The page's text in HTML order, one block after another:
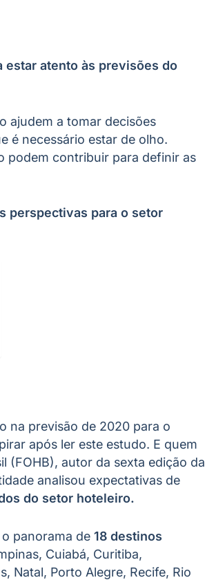
estar atento às previsões do
ajudem a tomar decisões
é necessário estar de olho.
podem contribuir para definir as
perspectivas para o setor
na previsão de 2020 para o
após ler este estudo. E quem
(FOHB), autor da sexta edição da
analisou expectativas de
do setor hoteleiro.
panorama de 18 destinos
Cuiabá, Curitiba,
Natal, Porto Alegre, Recife, Rio